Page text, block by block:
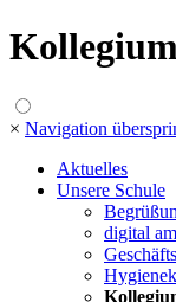
× Navigation
Aktuelles
Unsere Schule
digital